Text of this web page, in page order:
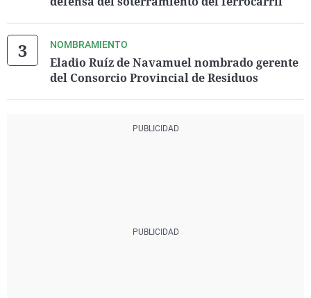
NOMBRAMIENTO
Eladio Ruíz de Navamuel nombrado gerente
del Consorcio Provincial de Residuos